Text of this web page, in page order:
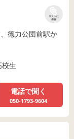
リストに
保存
徳力公団前駅か
生
電話で聞く
050-1793-9604